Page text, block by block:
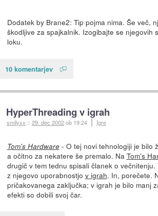
Dodatek by Brane2: Tip pojma nima. Še več,
škodljive za spajkalnik. Izogibajte se njegovih
loku.
10 komentarjev
HyperThreading v igrah
smilyxx ::29. dec 2002ob 19:24 Igre
Tom's Hardware- O tej novi tehnologiji je bilo
a očitno za nekatere še premalo. Na Tom's
drugič v tem tednu spisali članek o
z njegovo uporabnostjo v igrah. In, porečete.
pričakovanega zaključka; v igrah je bilo manj
efekti so dobili svoj čar.